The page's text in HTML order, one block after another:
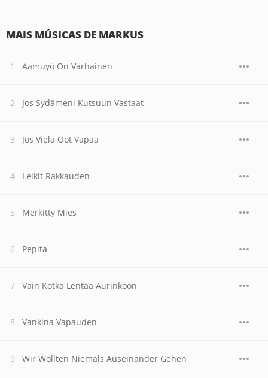
MAIS MÚSICAS DE MARKUS
Aamuyö On Varhainen
Jos Sydämeni Kutsuun Vastaat
Jos Vielä Oot Vapaa
Leikit Rakkauden
Merkitty Mies
Pepita
Vain Kotka Lentää Aurinkoon
Vankina Vapauden
Wir Wollten Niemals Auseinander Gehen